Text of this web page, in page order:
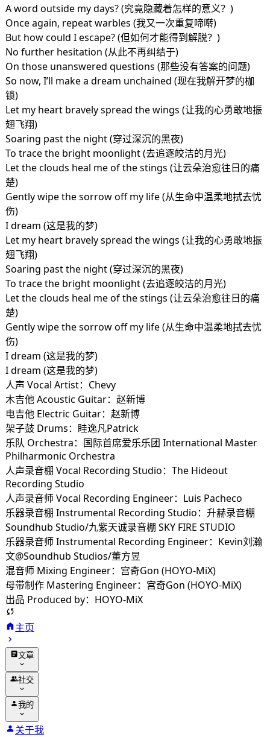
A word outside my days? (究竟隐藏着怎样的意义？)
Once again, repeat warbles (我又一次重复啼啭)
But how could I escape? (但如何才能得到解脱？)
No further hesitation (从此不再纠结于)
On those unanswered questions (那些没有答案的问题)
So now, I’ll make a dream unchained (现在我解开梦的枷
锁)
Let my heart bravely spread the wings (让我的心勇敢地振
翅飞翔)
Soaring past the night (穿过深沉的黑夜)
To trace the bright moonlight (去追逐皎洁的月光)
Let the clouds heal me of the stings (让云朵治愈往日的痛
楚)
Gently wipe the sorrow off my life (从生命中温柔地拭去忧
伤)
I dream (这是我的梦)
Let my heart bravely spread the wings (让我的心勇敢地振
翅飞翔)
Soaring past the night (穿过深沉的黑夜)
To trace the bright moonlight (去追逐皎洁的月光)
Let the clouds heal me of the stings (让云朵治愈往日的痛
楚)
Gently wipe the sorrow off my life (从生命中温柔地拭去忧
伤)
I dream (这是我的梦)
I dream (这是我的梦)
人声 Vocal Artist：Chevy
木吉他 Acoustic Guitar：赵新博
电吉他 Electric Guitar：赵新博
架子鼓 Drums：眭逸凡Patrick
乐队 Orchestra：国际首席爱乐乐团 International Master
Philharmonic Orchestra
人声录音棚 Vocal Recording Studio：The Hideout
Recording Studio
人声录音师 Vocal Recording Engineer：Luis Pacheco
乐器录音棚 Instrumental Recording Studio：升赫录音棚
Soundhub Studio/九紫天诚录音棚 SKY FIRE STUDIO
乐器录音师 Instrumental Recording Engineer：Kevin刘瀚
文@Soundhub Studios/董方昱
混音师 Mixing Engineer：宫奇Gon (HOYO-MiX)
母带制作 Mastering Engineer：宫奇Gon (HOYO-MiX)
出品 Produced by：HOYO-MiX
主页
文章
归档
分类
标签
社交
友链
留言
我的
动态
关于我